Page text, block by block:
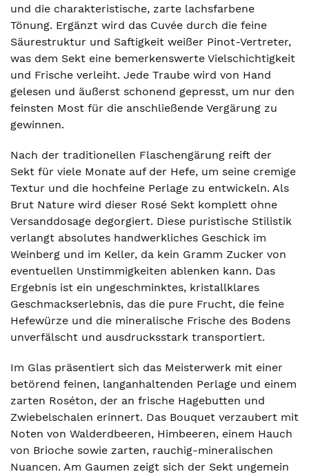
und die charakteristische, zarte lachsfarbene
Tönung. Ergänzt wird das Cuvée durch die feine
Säurestruktur und Saftigkeit weißer Pinot-Vertreter,
was dem Sekt eine bemerkenswerte Vielschichtigkeit
und Frische verleiht. Jede Traube wird von Hand
gelesen und äußerst schonend gepresst, um nur den
feinsten Most für die anschließende Vergärung zu
gewinnen.
Nach der traditionellen Flaschengärung reift der
Sekt für viele Monate auf der Hefe, um seine cremige
Textur und die hochfeine Perlage zu entwickeln. Als
Brut Nature wird dieser Rosé Sekt komplett ohne
Versanddosage degorgiert. Diese puristische Stilistik
verlangt absolutes handwerkliches Geschick im
Weinberg und im Keller, da kein Gramm Zucker von
eventuellen Unstimmigkeiten ablenken kann. Das
Ergebnis ist ein ungeschminktes, kristallklares
Geschmackserlebnis, das die pure Frucht, die feine
Hefewürze und die mineralische Frische des Bodens
unverfälscht und ausdrucksstark transportiert.
Im Glas präsentiert sich das Meisterwerk mit einer
betörend feinen, langanhaltenden Perlage und einem
zarten Roséton, der an frische Hagebutten und
Zwiebelschalen erinnert. Das Bouquet verzaubert mit
Noten von Walderdbeeren, Himbeeren, einem Hauch
von Brioche sowie zarten, rauchig-mineralischen
Nuancen. Am Gaumen zeigt sich der Sekt ungemein